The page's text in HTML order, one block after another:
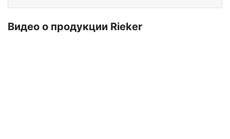
Ви­део о про­дук­ции Ri­eker